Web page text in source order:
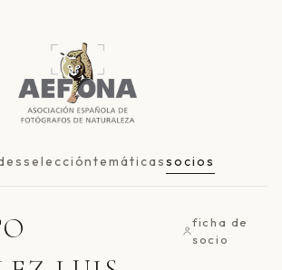
seleccióntemáticassocios
ficha de
socio